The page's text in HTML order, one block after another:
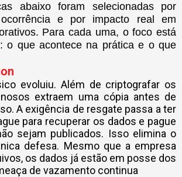
abaixo foram selecionadas por
e por impacto real em
Para cada uma, o foco está
o que acontece na prática e o que
evoluiu. Além de criptografar os
extraem uma cópia antes de
A exigência de resgate passa a ter
para recuperar os dados e pague
sejam publicados. Isso elimina o
defesa. Mesmo que a empresa
os dados já estão em posse dos
de vazamento continua